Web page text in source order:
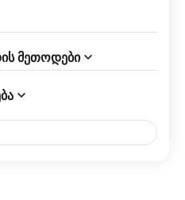
მეთოდები